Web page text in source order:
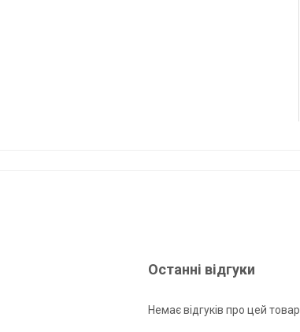
Останні відгуки
Немає відгуків про цей товар.